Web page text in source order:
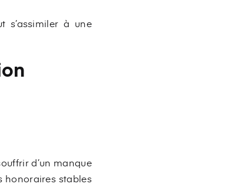
s’assimiler à une
d’un manque
honoraires stables